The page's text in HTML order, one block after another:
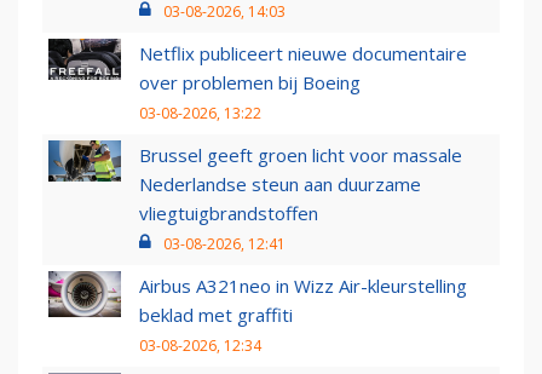
03-08-2026, 14:03
Netflix publiceert nieuwe documentaire
over problemen bij Boeing
03-08-2026, 13:22
Brussel geeft groen licht voor massale
Nederlandse steun aan duurzame
vliegtuigbrandstoffen
03-08-2026, 12:41
Airbus A321neo in Wizz Air-kleurstelling
beklad met graffiti
03-08-2026, 12:34